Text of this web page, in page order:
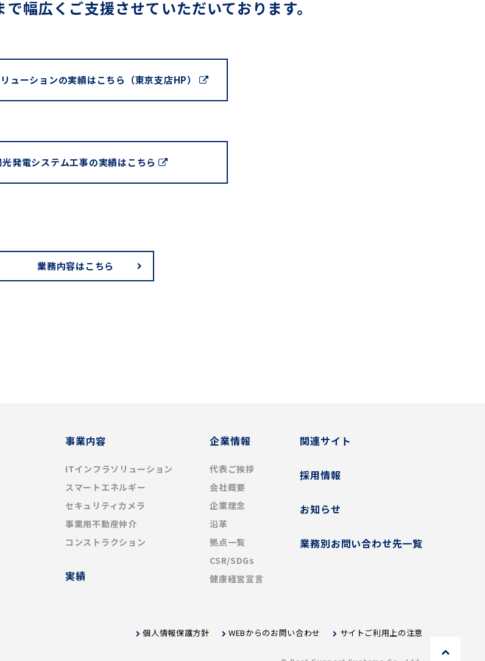
幅広くご支援させていただいております。
ューションの実績はこちら（東京支店HP）
光発電システム工事の実績はこちら
業務内容はこちら
事業内容
ITインフラソリューション
スマートエネルギー
セキュリティカメラ
事業用不動産仲介
コンストラクション
実績
企業情報
代表ご挨拶
会社概要
企業理念
沿革
拠点一覧
CSR/SDGs
健康経営宣言
関連サイト
採用情報
お知らせ
業務別お問い合わせ先一覧
個人情報保護方針 WEBからのお問い合わせ サイトご利用上の注意